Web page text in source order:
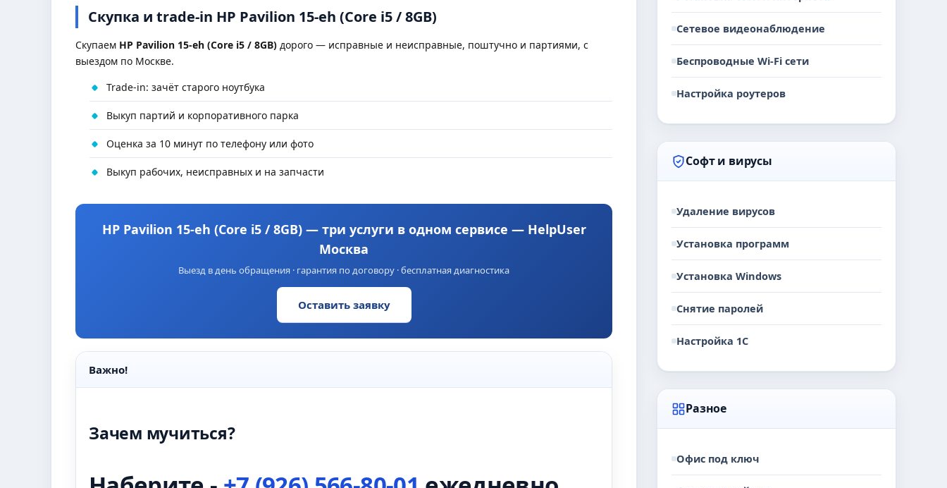
Скупка и trade-in HP Pavilion 15-eh (Core i5 / 8GB)
Скупаем HP Pavilion 15-eh (Core i5 / 8GB) дорого — исправные и неисправные, поштучно и партиями, с
выездом по Москве.
Trade-in: зачёт старого ноутбука
Выкуп партий и корпоративного парка
Оценка за 10 минут по телефону или фото
Выкуп рабочих, неисправных и на запчасти
HP Pavilion 15-eh (Core i5 / 8GB) — три услуги в одном сервисе — HelpUser
Москва
Выезд в день обращения · гарантия по договору · бесплатная диагностика
Оставить заявку
Важно!
Зачем мучиться?
Сетевое видеонаблюдение
Беспроводные Wi-Fi сети
Настройка роутеров
Софт и вирусы
Удаление вирусов
Установка программ
Установка Windows
Снятие паролей
Настройка 1С
Разное
Офис под ключ